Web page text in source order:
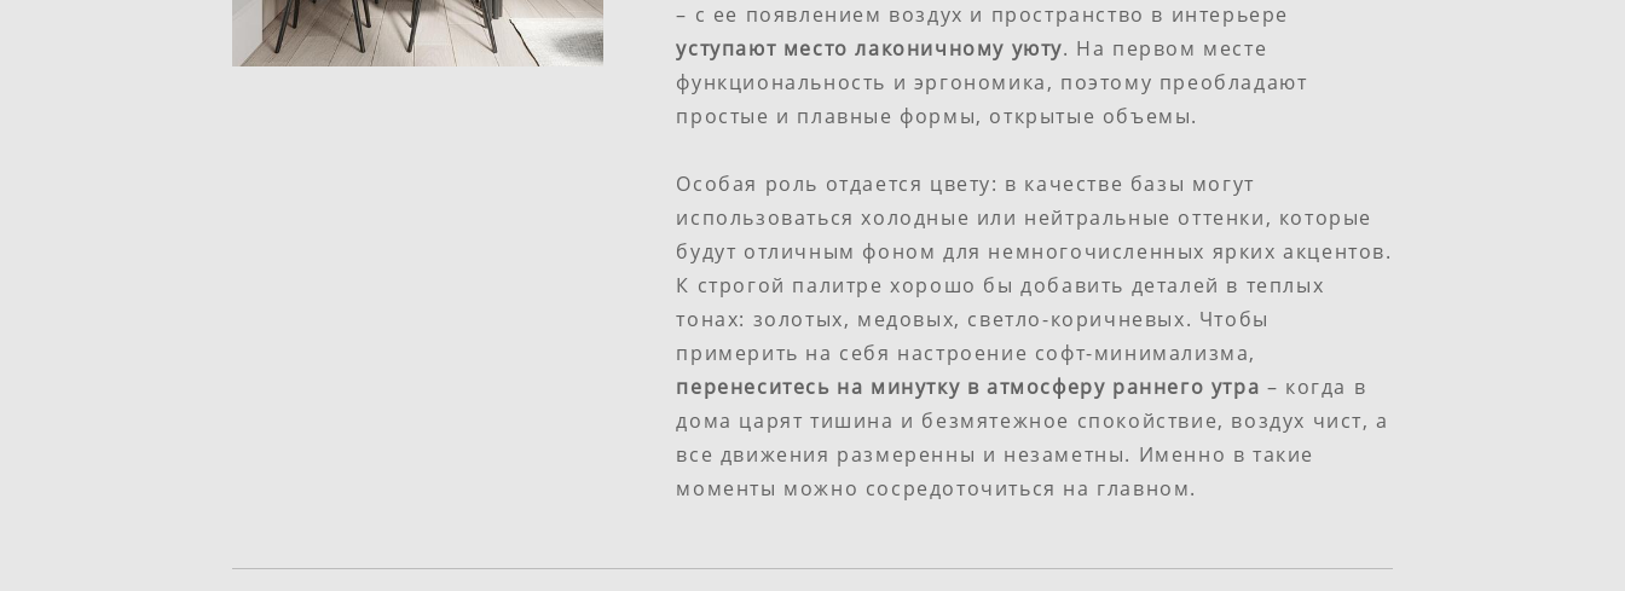
– с ее появлением воздух и пространство в интерьере
уступают место лаконичному уюту. На первом месте
функциональность и эргономика, поэтому преобладают
простые и плавные формы, открытые объемы.
Особая роль отдается цвету: в качестве базы могут
использоваться холодные или нейтральные оттенки, которые
будут отличным фоном для немногочисленных ярких акцентов.
К строгой палитре хорошо бы добавить деталей в теплых
тонах: золотых, медовых, светло-коричневых. Чтобы
примерить на себя настроение софт-минимализма,
перенеситесь на минутку в атмосферу раннего утра – когда в
дома царят тишина и безмятежное спокойствие, воздух чист, а
все движения размеренны и незаметны. Именно в такие
моменты можно сосредоточиться на главном.